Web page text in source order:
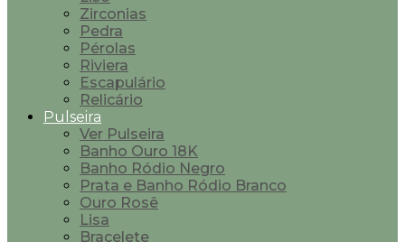
Zirconias
Pedra
Pérolas
Riviera
Escapulário
Relicário
Pulseira
Ver Pulseira
Banho Ouro 18K
Banho Ródio Negro
Prata e Banho Ródio Branco
Ouro Rosê
Lisa
Bracelete